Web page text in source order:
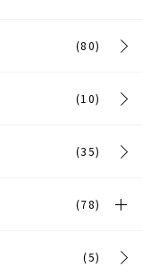
(80)
(10)
(35)
(78)
(5)